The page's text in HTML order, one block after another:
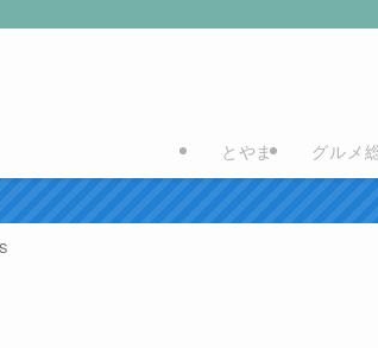
とやま グルメ